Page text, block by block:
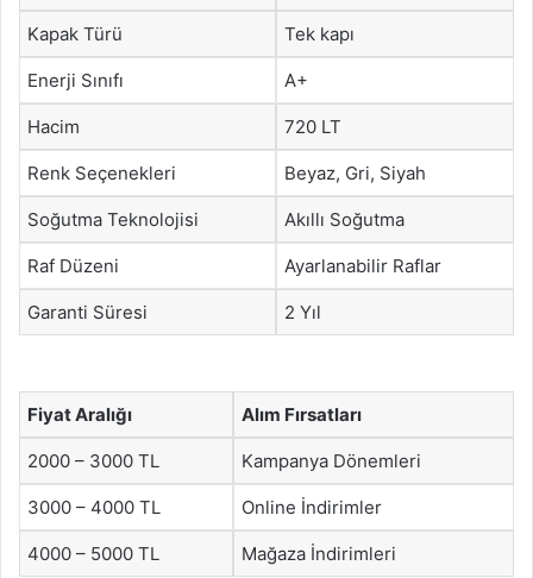
Kapak Türü Tek kapı
Enerji Sınıfı A+
Hacim 720 LT
Renk Seçenekleri Beyaz, Gri, Siyah
Soğutma Teknolojisi Akıllı Soğutma
Raf Düzeni Ayarlanabilir Raflar
Garanti Süresi 2 Yıl
Fiyat Aralığı Alım Fırsatları
2000 – 3000 TL Kampanya Dönemleri
3000 – 4000 TL Online İndirimler
4000 – 5000 TL Mağaza İndirimleri